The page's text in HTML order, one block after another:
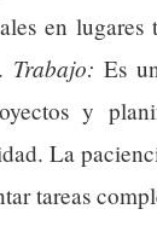
en
Trabajo: Es
y
La
tareas